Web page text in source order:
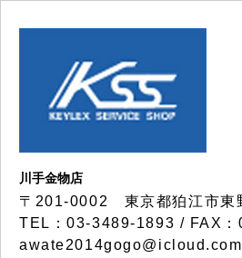
川手金物店
〒201-0002 東京都狛江市東
TEL：03-3489-1893 / FAX
awate2014gogo@icloud.com